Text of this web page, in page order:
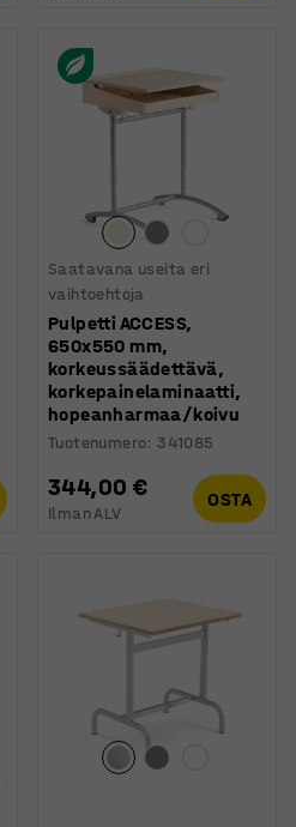
Saatavana useita eri
vaihtoehtoja
Pulpetti ACCESS,
650x550 mm,
korkeussäädettävä,
korkepainelaminaatti,
hopeanharmaa/koivu
Tuotenumero: 341085
344,00 €
Ilman ALV
OSTA